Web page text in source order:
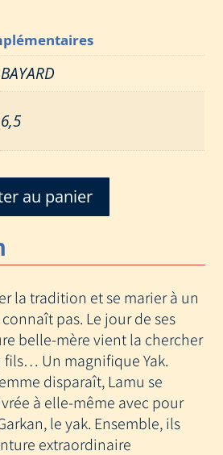
BAYARD
6,5
au panier
la tradition et se marier à un
pas. Le jour de ses
belle-mère vient la chercher
fils… Un magnifique Yak.
disparaît, Lamu se
à elle-même avec pour
le yak. Ensemble, ils
extraordinaire